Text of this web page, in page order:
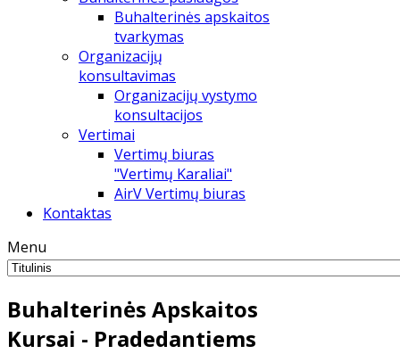
Buhalterinės apskaitos
tvarkymas
Organizacijų
konsultavimas
Organizacijų vystymo
konsultacijos
Vertimai
Vertimų biuras
"Vertimų Karaliai"
AirV Vertimų biuras
Kontaktas
Menu
Buhalterinės Apskaitos
Kursai - Pradedantiems